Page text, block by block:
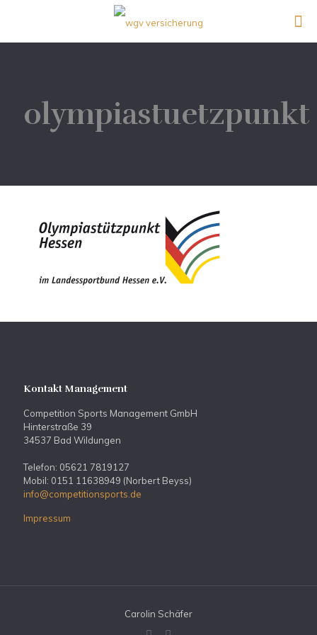
olympiastuetzpunkt
Kontakt Management
Competition Sports Management GmbH
Hinterstraße 39
34537 Bad Wildungen
Telefon: 05621 7819127
Mobil: 0151 11638949 (Norbert Beyss)
info@competitionsports.de
Impressum
Carolin Schäfer